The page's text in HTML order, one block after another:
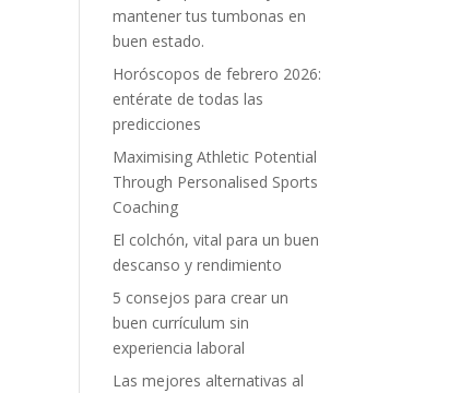
mantener tus tumbonas en
buen estado.
Horóscopos de febrero 2026:
entérate de todas las
predicciones
Maximising Athletic Potential
Through Personalised Sports
Coaching
El colchón, vital para un buen
descanso y rendimiento
5 consejos para crear un
buen currículum sin
experiencia laboral
Las mejores alternativas al